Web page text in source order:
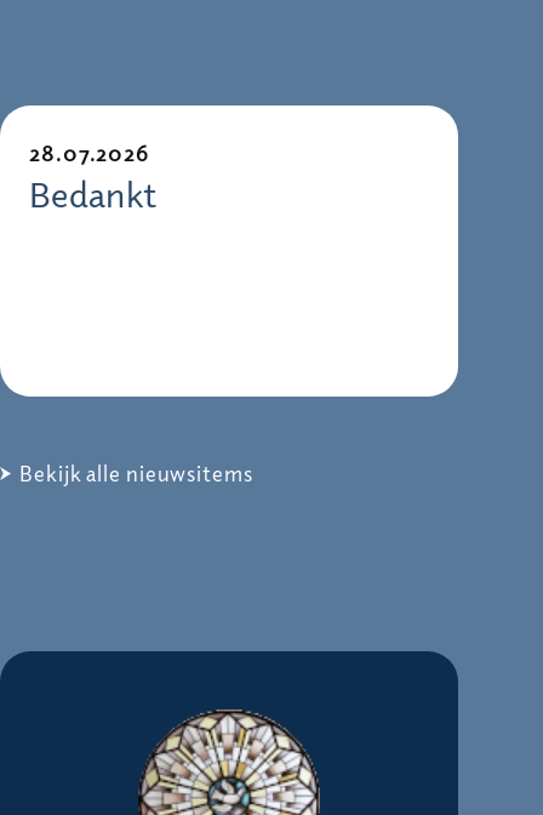
28.07.2026
Bedankt
Bekijk alle nieuwsitems